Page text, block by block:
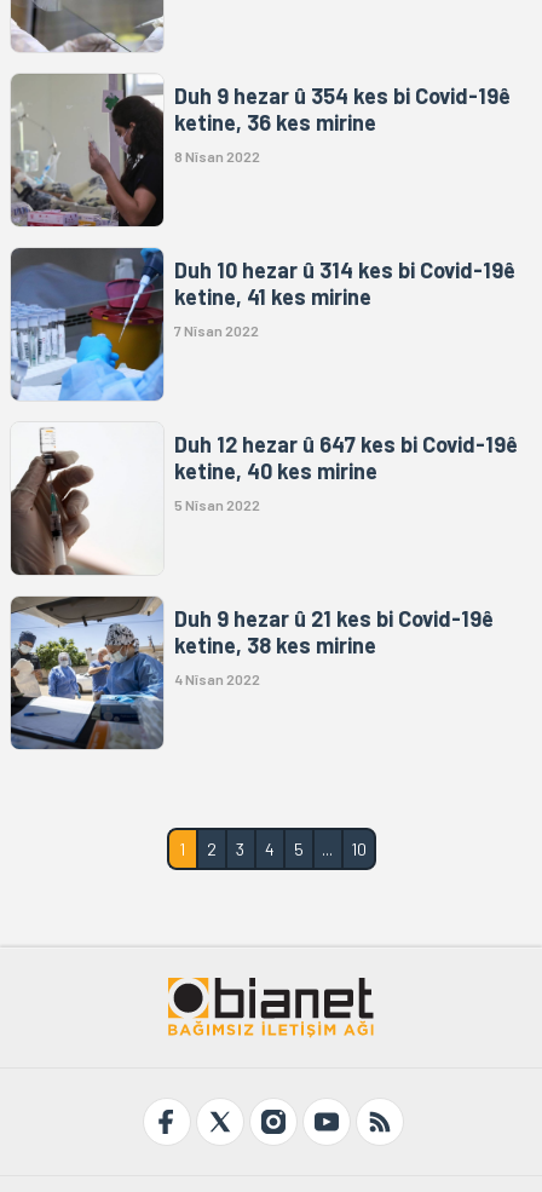
Duh 9 hezar û 354 kes bi Covid-19ê
ketine, 36 kes mirine
8 Nîsan 2022
Duh 10 hezar û 314 kes bi Covid-19ê
ketine, 41 kes mirine
7 Nîsan 2022
Duh 12 hezar û 647 kes bi Covid-19ê
ketine, 40 kes mirine
5 Nîsan 2022
Duh 9 hezar û 21 kes bi Covid-19ê
ketine, 38 kes mirine
4 Nîsan 2022
1 2 3 4 5 ... 10